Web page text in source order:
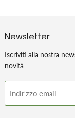
Newsletter
Iscriviti alla nostra
novità
Indirizzo email